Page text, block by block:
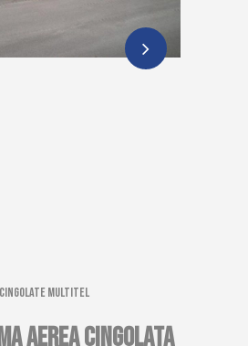
cingolate Multitel
aerea cingolata